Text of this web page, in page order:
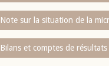
Note sur la situation de la
Bilans et comptes de